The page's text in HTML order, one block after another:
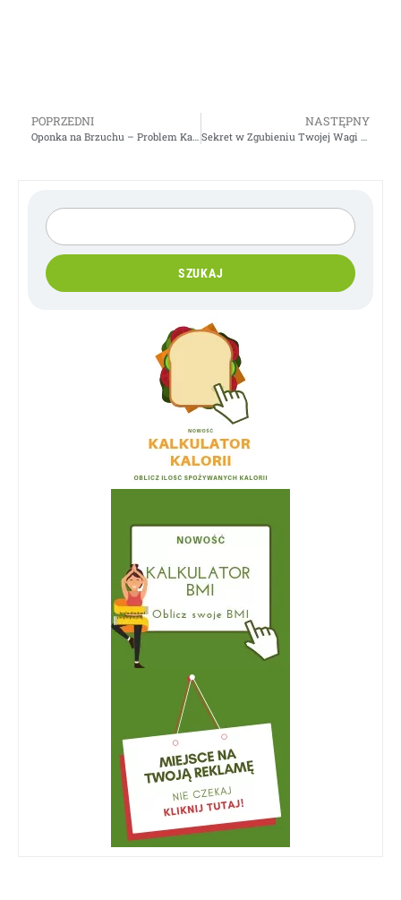
SZUKAJ
POPRZEDNI NASTĘPNY